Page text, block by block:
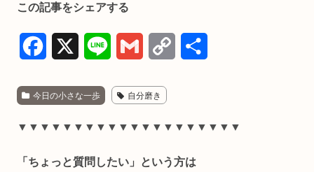
この記事をシェアする
c
e
n
e
a
i y
今日の小さな一歩 自分磨き
▼▼▼▼▼▼▼▼▼▼▼▼▼▼▼▼▼▼▼▼
「ちょっと質問したい」という方は